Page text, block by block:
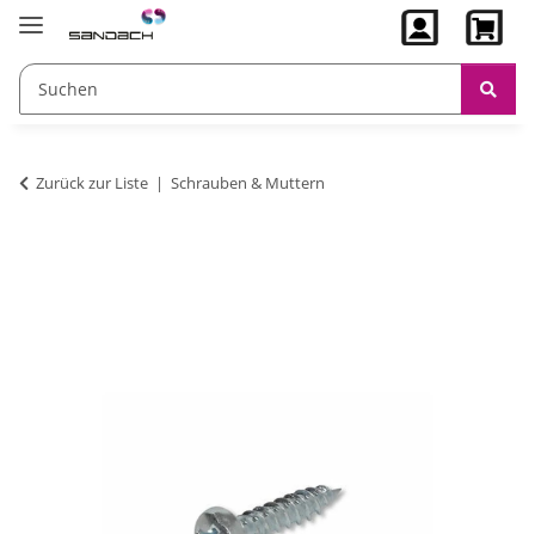
Zurück zur Liste Schrauben & Muttern